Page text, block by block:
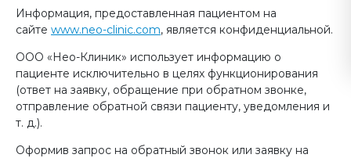
Информация, предоставленная пациентом на
сайте www.neo-clinic.com, является конфиденциальной.
ООО «Нео-Клиник» использует информацию о
пациенте исключительно в целях функционирования
(ответ на заявку, обращение при обратном звонке,
отправление обратной связи пациенту, уведомления и
т. д.).
Оформив запрос на обратный звонок или заявку на